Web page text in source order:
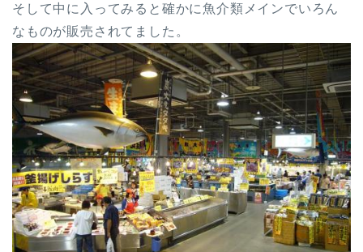
そして中に入ってみると確かに魚介類メインでいろん
なものが販売されてました。